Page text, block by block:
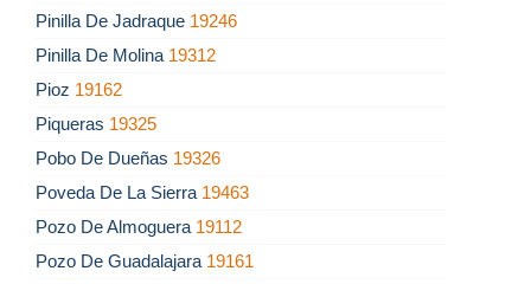
Pinilla De Jadraque 19246
Pinilla De Molina 19312
Pioz 19162
Piqueras 19325
Pobo De Dueñas 19326
Poveda De La Sierra 19463
Pozo De Almoguera 19112
Pozo De Guadalajara 19161